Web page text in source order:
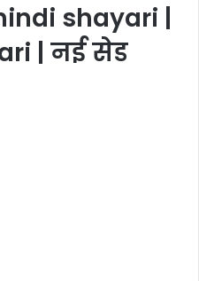
shayari |
| नई सेड